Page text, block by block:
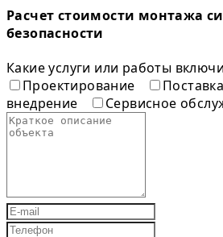
Расчет стоимости монтажа
безопасности
Какие услуги или работы
Проектирование
Поставка
внедрение
Сервисное